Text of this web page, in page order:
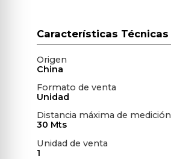
Origen
China
Formato de venta
Unidad
Distancia máxima de medición
30 Mts
Unidad de venta
1